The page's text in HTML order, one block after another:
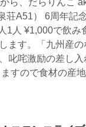
ら、だらりんこ
荘A51） 6周年記
1人 ¥1,000で飲
ます。「九州産
叱咤激励の差し
すので食材の産